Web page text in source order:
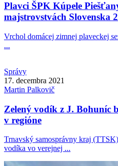
Plavci ŠPK Kúpele
majstrovstvách Slovenska
Vrchol domácej zimnej plaveckej
...
Správy
17. decembra 2021
Martin Palkovič
Zelený vodík z J. Bohuníc
v regióne
Trnavský samosprávny kraj
vodíka vo verejnej ...